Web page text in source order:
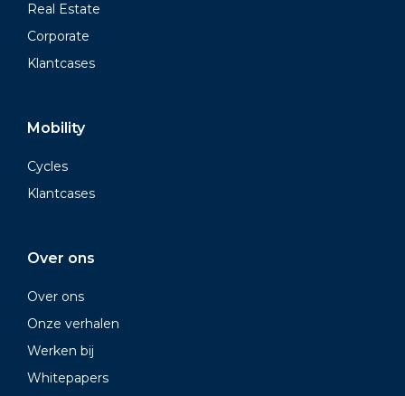
Real Estate
Corporate
Klantcases
Mobility
Cycles
Klantcases
Over ons
Over ons
Onze verhalen
Werken bij
Whitepapers